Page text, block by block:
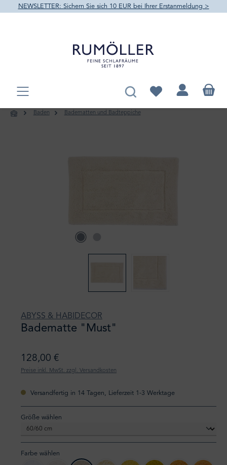
springen
NEWSLETTER: Sichern Sie sich 10 EUR bei Ihrer Erstanmeldung >
Du hast 0 Produkte
Baden Badematten und Badteppiche
ABYSS & HABIDECOR
Badematte "Must"
128,00 €
Preise inkl. MwSt. zzgl. Versandkosten
Versandfertig in 14 Tagen, Lieferzeit 1-3 Werktage
Größe wählen
Farbe wählen